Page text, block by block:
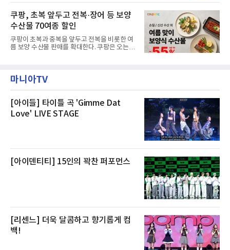
것으로 확인됐다”고 설명했다.이어 “정확한 화
재 원인은 추후 조사될
으로 여유로운 저녁 시간부터 호텔 스테이를 시
작할 수 있도록 준비됐다.앰배서더 서울 풀만 호
텔 측은 “퇴근 후 또는 주말 도심 속에서 짧지만
온전한 휴식을 원하는 고객들에게 특별한 경험
을 제공한다”고 밝혔다.패키지는 디럭스와 이그
제큐티브 두 가지 타입으로 구성된다. 디럭스 패
키지는 객실 1박(룸 온리)으로 심플한 호캉스를
스 센터 사우나 2인 이용 혜택이 포함된다.특히
클럽 앰배서더 라운지
쿠팡, 초복 앞두고 전복·장어 등 보양
수산물 70여종 할인
쿠팡이 초복과 중복을 앞두고 전복을 비롯한 여
름 보양 수산물 판매를 확대한다. 쿠팡은 오는
우 등이 포함됐다. 쿠팡은 올해 큰 크기의 전복
생산량이 늘어난 점을 반영해 주요 산지 상품을
전복은 산지에서 채취한 뒤 전국으로 직송되는
방식으로 운영된다. 신선도가 중요한 상품인 만
큼 이르면 다음 날 오전 배송이 가능하도록 물류
마니아TV
[아이들] 타이틀 곡 'Gimme Dat
Love' LIVE STAGE
[아이덴티티] 15인의 꽉찬 퍼포먼스
[리센느] 더욱 달콤하고 향기롭게 컴
백!